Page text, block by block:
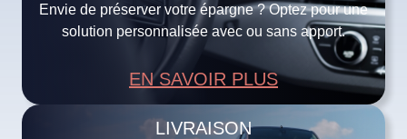
Envie de préserver votre épargne ? Optez pour une
solution personnalisée avec ou sans apport.
EN SAVOIR PLUS
LIVRAISON